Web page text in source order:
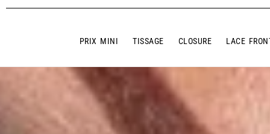
PRIX MINI TISSAGE CLOSURE LACE